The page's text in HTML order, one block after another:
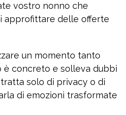
vostro nonno che
approfittare delle offerte
un momento tanto
concreto e solleva dubbi
solo di privacy o di
di emozioni trasformate